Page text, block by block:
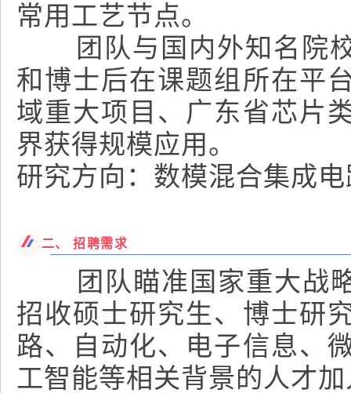
常用工艺节点。
团队与国内外知名院校
和博士后在课题组所在平
域重大项目、广东省芯片
界获得规模应用。
研究方向：数模混合集成
二、 招聘需求
团队瞄准国家重大战略
招收硕士研究生、博士研
路、自动化、电子信息、
工智能等相关背景的人才